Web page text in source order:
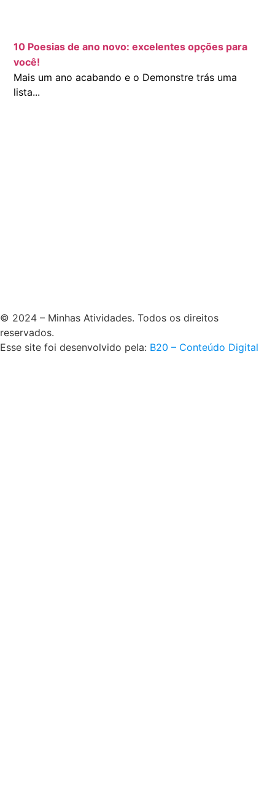
10 Poesias de ano novo: excelentes opções para
você!
Mais um ano acabando e o Demonstre trás uma
lista...
© 2024 – Minhas Atividades. Todos os direitos
reservados.
Esse site foi desenvolvido pela: B20 – Conteúdo Digital